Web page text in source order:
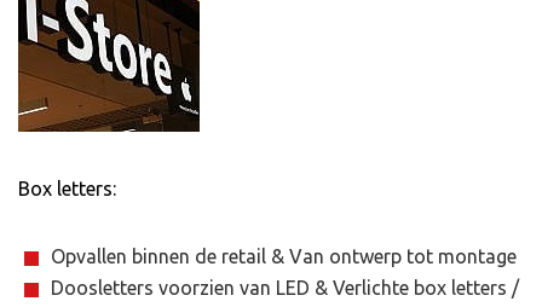
Box letters:
Opvallen binnen de retail & Van ontwerp tot montage
Doosletters voorzien van LED & Verlichte box letters /